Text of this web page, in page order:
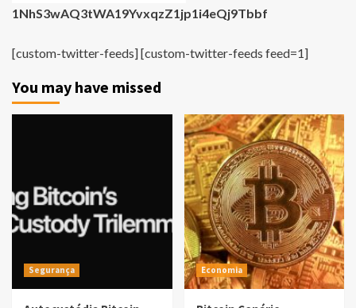
1NhS3wAQ3tWA19YvxqzZ1jp1i4eQj9Tbbf
[custom-twitter-feeds] [custom-twitter-feeds feed=1]
You may have missed
Segurança Economia